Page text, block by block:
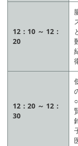
12：10 ～ 12：
20
12：20 ～ 12：
30